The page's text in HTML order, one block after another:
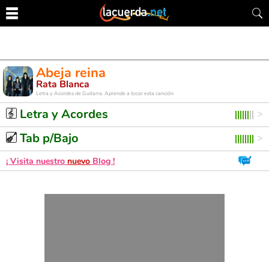
Abeja reina
Rata Blanca
Letra y Acordes de Guitarra. Aprende a tocar esta canción
Letra y Acordes
Tab p/Bajo
¡ Visita nuestro nuevo Blog !